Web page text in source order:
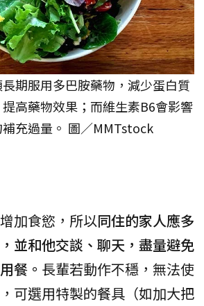
期服用多巴胺藥物，減少蛋白質
高藥物效果；而維生素B6會影響
充過量。 圖／MMTstock
加食慾，所以同住的家人應多
並和他交談、聊天，盡量避免
餐。 長輩若動作不穩，無法使
可選用特製的餐具（如加大把